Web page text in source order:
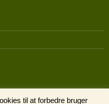
til at forbedre bruger